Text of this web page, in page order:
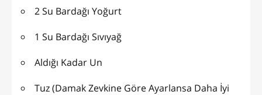
2 Su Bardağı Yoğurt
1 Su Bardağı Sıvıyağ
Aldığı Kadar Un
Tuz (Damak Zevkine Göre Ayarlansa Daha İyi